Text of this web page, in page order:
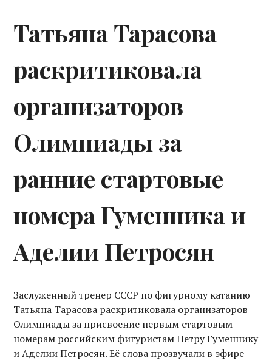
Татьяна Тарасова
раскритиковала
организаторов
Олимпиады за
ранние стартовые
номера Гуменника и
Аделии Петросян
Заслуженный тренер СССР по фигурному катанию
Татьяна Тарасова раскритиковала организаторов
Олимпиады за присвоение первым стартовым
номерам российским фигуристам Петру Гуменнику
и Аделии Петросян. Её слова прозвучали в эфире